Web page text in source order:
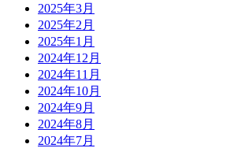
2025年3月
2025年2月
2025年1月
2024年12月
2024年11月
2024年10月
2024年9月
2024年8月
2024年7月